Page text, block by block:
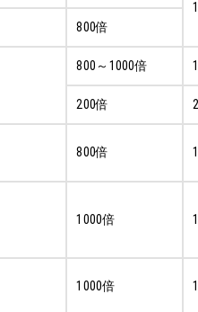
800倍
800～1000倍
200倍
800倍
1000倍
1000倍